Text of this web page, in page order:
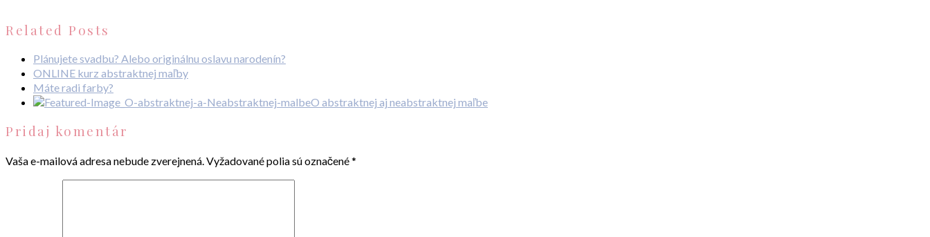
Related Posts
Plánujete svadbu? Alebo originálnu oslavu narodenín?
ONLINE kurz abstraktnej maľby
Máte radi farby?
O abstraktnej aj neabstraktnej maľbe
Pridaj komentár
Vaša e-mailová adresa nebude zverejnená.Vyžadované polia sú označené*